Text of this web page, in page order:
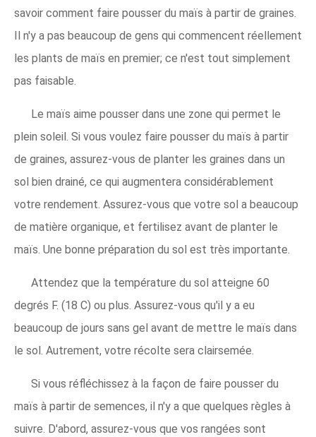
savoir comment faire pousser du maïs à partir de graines.
Il n'y a pas beaucoup de gens qui commencent réellement
les plants de maïs en premier; ce n'est tout simplement
pas faisable.
Le maïs aime pousser dans une zone qui permet le
plein soleil. Si vous voulez faire pousser du maïs à partir
de graines, assurez-vous de planter les graines dans un
sol bien drainé, ce qui augmentera considérablement
votre rendement. Assurez-vous que votre sol a beaucoup
de matière organique, et fertilisez avant de planter le
maïs. Une bonne préparation du sol est très importante.
Attendez que la température du sol atteigne 60
degrés F. (18 C) ou plus. Assurez-vous qu'il y a eu
beaucoup de jours sans gel avant de mettre le maïs dans
le sol. Autrement, votre récolte sera clairsemée.
Si vous réfléchissez à la façon de faire pousser du
maïs à partir de semences, il n'y a que quelques règles à
suivre. D'abord, assurez-vous que vos rangées sont